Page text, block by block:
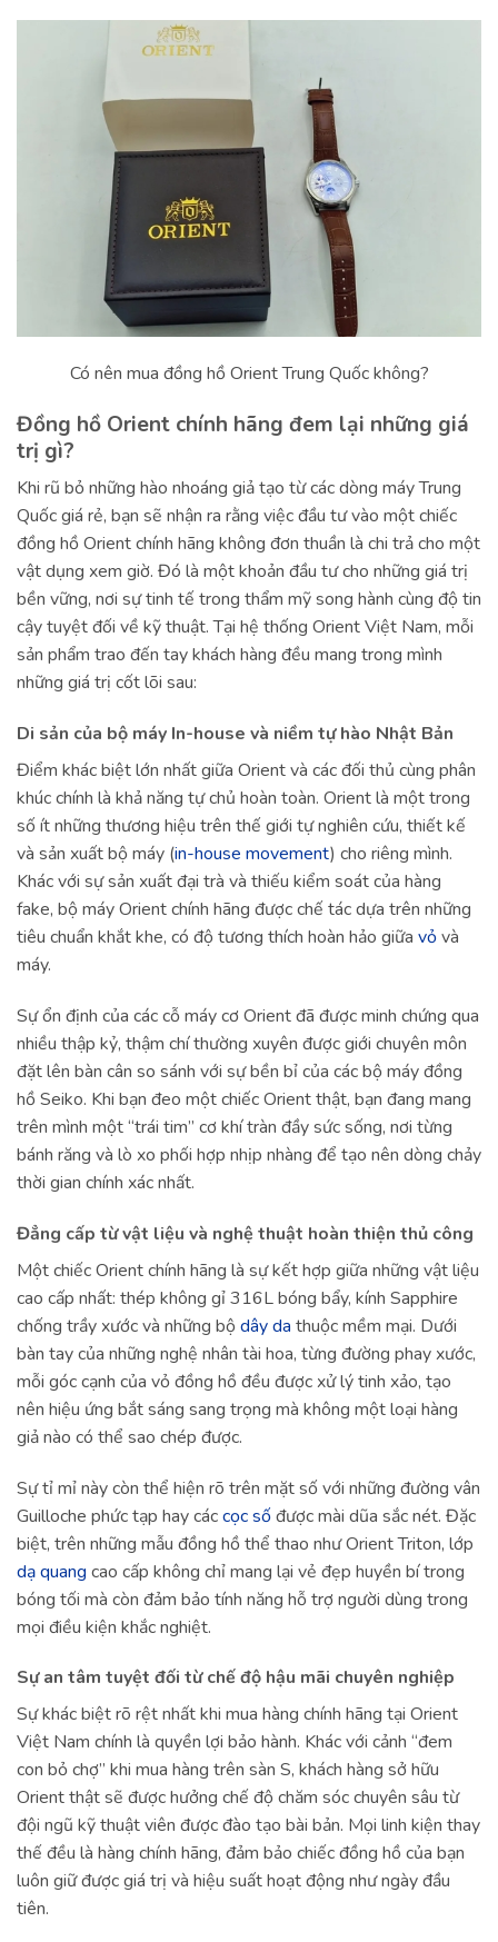
Có nên mua đồng hồ Orient Trung Quốc không?
Đồng hồ Orient chính hãng đem lại những giá
trị gì?
Khi rũ bỏ những hào nhoáng giả tạo từ các dòng máy Trung
Quốc giá rẻ, bạn sẽ nhận ra rằng việc đầu tư vào một chiếc
đồng hồ Orient chính hãng không đơn thuần là chi trả cho một
vật dụng xem giờ. Đó là một khoản đầu tư cho những giá trị
bền vững, nơi sự tinh tế trong thẩm mỹ song hành cùng độ tin
cậy tuyệt đối về kỹ thuật. Tại hệ thống Orient Việt Nam, mỗi
sản phẩm trao đến tay khách hàng đều mang trong mình
những giá trị cốt lõi sau:
Di sản của bộ máy In-house và niềm tự hào Nhật Bản
Điểm khác biệt lớn nhất giữa Orient và các đối thủ cùng phân
khúc chính là khả năng tự chủ hoàn toàn. Orient là một trong
số ít những thương hiệu trên thế giới tự nghiên cứu, thiết kế
và sản xuất bộ máy (in-house movement) cho riêng mình.
Khác với sự sản xuất đại trà và thiếu kiểm soát của hàng
fake, bộ máy Orient chính hãng được chế tác dựa trên những
tiêu chuẩn khắt khe, có độ tương thích hoàn hảo giữa vỏvà
máy.
Sự ổn định của các cỗ máy cơ Orient đã được minh chứng qua
nhiều thập kỷ, thậm chí thường xuyên được giới chuyên môn
đặt lên bàn cân so sánh với sự bền bỉ của các bộ máy đồng
hồ Seiko. Khi bạn đeo một chiếc Orient thật, bạn đang mang
trên mình một “trái tim” cơ khí tràn đầy sức sống, nơi từng
bánh răng và lò xo phối hợp nhịp nhàng để tạo nên dòng chảy
thời gian chính xác nhất.
Đẳng cấp từ vật liệu và nghệ thuật hoàn thiện thủ công
Một chiếc Orient chính hãng là sự kết hợp giữa những vật liệu
cao cấp nhất: thép không gỉ 316L bóng bẩy, kính Sapphire
chống trầy xước và những bộ dây da thuộc mềm mại. Dưới
bàn tay của những nghệ nhân tài hoa, từng đường phay xước,
mỗi góc cạnh của vỏ đồng hồ đều được xử lý tinh xảo, tạo
nên hiệu ứng bắt sáng sang trọng mà không một loại hàng
giả nào có thể sao chép được.
Sự tỉ mỉ này còn thể hiện rõ trên mặt số với những đường vân
Guilloche phức tạp hay cáccọc sốđược mài dũa sắc nét. Đặc
biệt, trên những mẫu đồng hồ thể thao như Orient Triton, lớp
dạ quang cao cấp không chỉ mang lại vẻ đẹp huyền bí trong
bóng tối mà còn đảm bảo tính năng hỗ trợ người dùng trong
mọi điều kiện khắc nghiệt.
Sự an tâm tuyệt đối từ chế độ hậu mãi chuyên nghiệp
Sự khác biệt rõ rệt nhất khi mua hàng chính hãng tại Orient
Việt Nam chính là quyền lợi bảo hành. Khác với cảnh “đem
con bỏ chợ” khi mua hàng trên sàn S, khách hàng sở hữu
Orient thật sẽ được hưởng chế độ chăm sóc chuyên sâu từ
đội ngũ kỹ thuật viên được đào tạo bài bản. Mọi linh kiện thay
thế đều là hàng chính hãng, đảm bảo chiếc đồng hồ của bạn
luôn giữ được giá trị và hiệu suất hoạt động như ngày đầu
tiên.